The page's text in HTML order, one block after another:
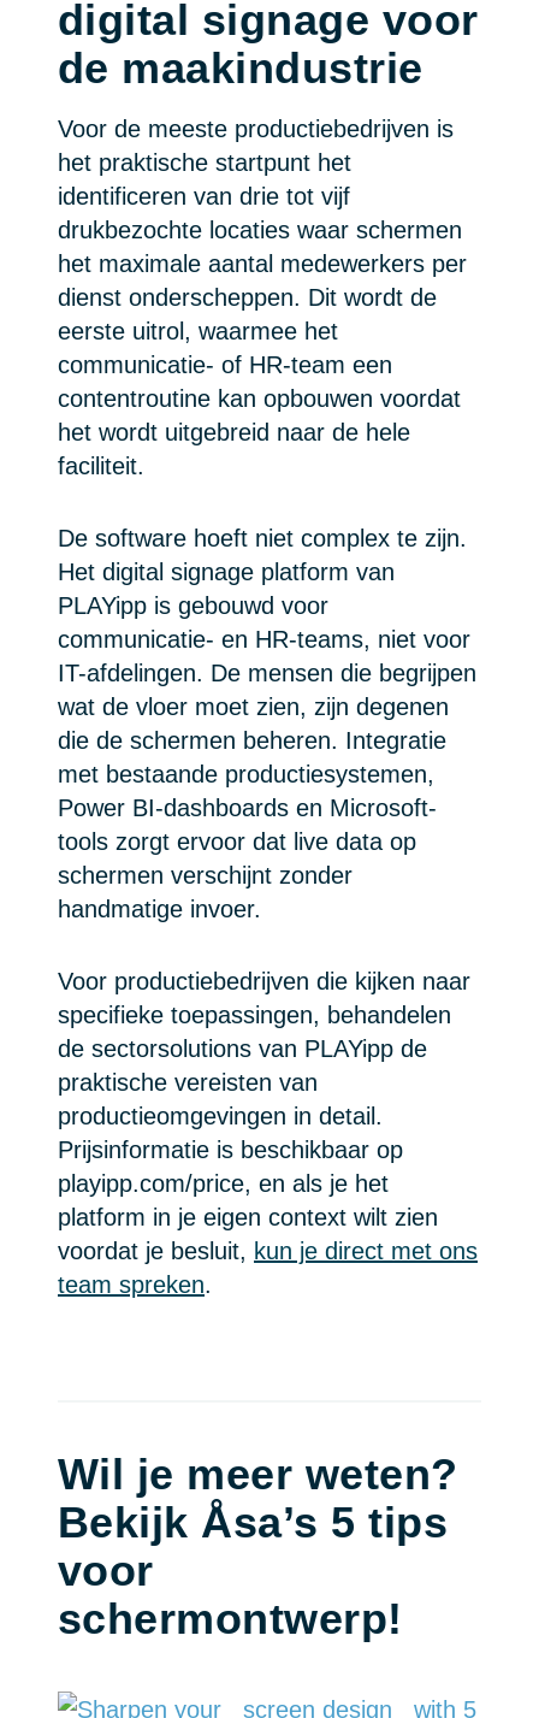
digital signage voor
de maakindustrie
Voor de meeste productiebedrijven is
het praktische startpunt het
identificeren van drie tot vijf
drukbezochte locaties waar schermen
het maximale aantal medewerkers per
dienst onderscheppen. Dit wordt de
eerste uitrol, waarmee het
communicatie- of HR-team een
contentroutine kan opbouwen voordat
het wordt uitgebreid naar de hele
faciliteit.
De software hoeft niet complex te zijn.
Het digital signage platform van
PLAYipp is gebouwd voor
communicatie- en HR-teams, niet voor
IT-afdelingen. De mensen die begrijpen
wat de vloer moet zien, zijn degenen
die de schermen beheren. Integratie
met bestaande productiesystemen,
Power BI-dashboards en Microsoft-
tools zorgt ervoor dat live data op
schermen verschijnt zonder
handmatige invoer.
Voor productiebedrijven die kijken naar
specifieke toepassingen, behandelen
de sectorsolutions van PLAYipp de
praktische vereisten van
productieomgevingen in detail.
Prijsinformatie is beschikbaar op
playipp.com/price, en als je het
platform in je eigen context wilt zien
voordat je besluit, kun je direct met ons
team spreken.
Wil je meer weten?
Bekijk Åsa’s 5 tips
voor
schermontwerp!